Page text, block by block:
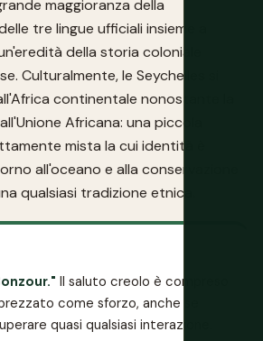
maggioranza della
tre lingue ufficiali insieme a
della storia coloniale
Culturalmente, le Seychelles si
continentale nonostante la
Africana: una piccola
mista la cui identità è
all'oceano e alla conservazione
qualsiasi tradizione etnica.
Il saluto creolo è compreso
come sforzo, anche se
quasi qualsiasi interazione.